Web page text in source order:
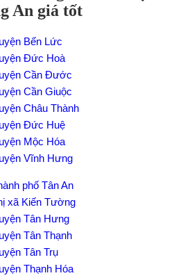
An giá tốt
Bến Lức
Đức Hoà
Cần Đước
Cần Giuộc
Châu Thành
Đức Huệ
Mộc Hóa
Vĩnh Hưng
phố Tân An
xã Kiến Tường
Tân Hưng
Tân Thạnh
Tân Trụ
Thạnh Hóa